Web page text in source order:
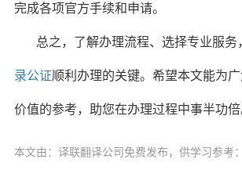
完成各项官方手续和申请。
总之，了解办理流程、选择专业服务
录公证顺利办理的关键。希望本文能为
价值的参考，助您在办理过程中事半功倍
本文由：译联翻译公司免费发布，供学习参考